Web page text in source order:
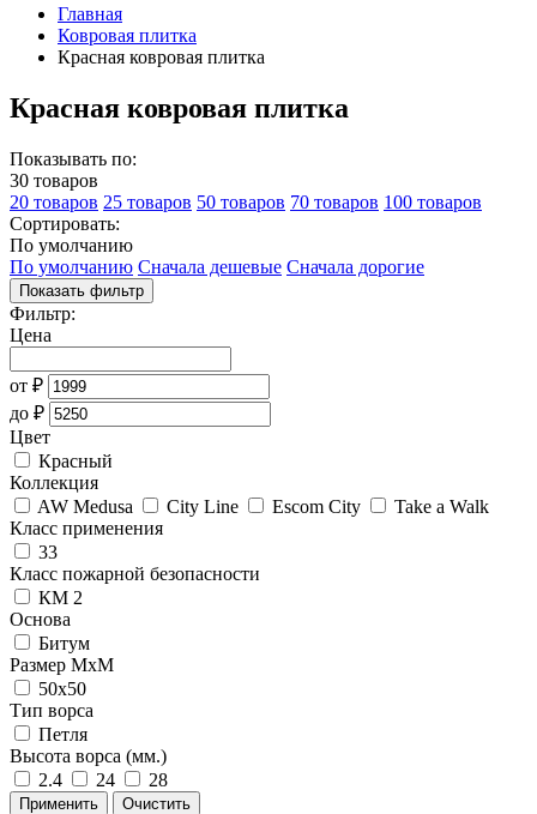
Главная
Ковровая плитка
Красная ковровая плитка
Красная ковровая плитка
Показывать по:
30 товаров
20 товаров 25 товаров 50 товаров 70 товаров 100 товаров
Сортировать:
По умолчанию
По умолчанию Сначала дешевые Сначала дорогие
Показать фильтр
Фильтр:
Цена
от ₽
до ₽
Цвет
Красный
Коллекция
AW Medusa
City Line Escom City
Take a Walk
Класс применения
33
Класс пожарной безопасности
КМ 2
Основа
Битум
Размер МхМ
50x50
Тип ворса
Петля
Высота ворса (мм.)
2.4
24 28
Применить
Очистить